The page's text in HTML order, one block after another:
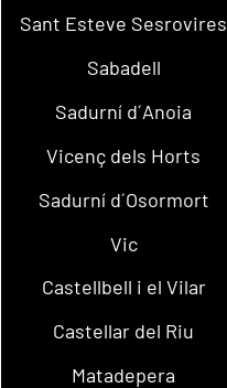
Sant Esteve Sesrovires
Sabadell
Sadurní d´Anoia
Vicenç dels Horts
Sadurní d´Osormort
Vic
Castellbell i el Vilar
Castellar del Riu
Matadepera